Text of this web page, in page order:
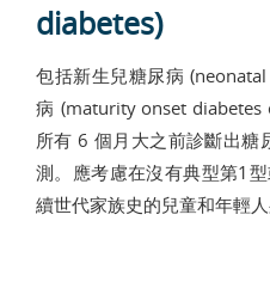
diabetes)
包括新生兒糖尿病
病 (maturity onset diabetes
所有 6 個月大之前診斷出糖
測。應考慮在沒有典型第1
續世代家族史的兒童和年輕